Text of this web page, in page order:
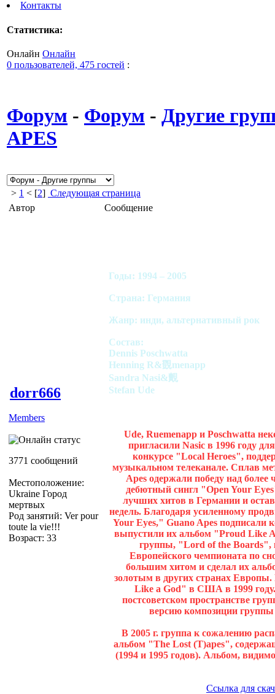
Контакты
Статистика:
Онлайн Онлайн
0 пользователей, 475 гостей :
Форум - Форум - Другие
APES
> 1 < [2] Следующая страница
Автор
Сообщение
dorr666
Members
3771 сообщений
Местоположение:
Ukraine Город
мертвых
Род занятий: Ver pour
toute la vie!!!
Возраст: 33
Годы: 1994 – 2005
Страна: Германия
Жанр: инди, альтернативный рок
Состав:
Dennis Poschwatta
Henning R&覴menapp
Sandra Nasi&覿
Stefan Ude
Ude, Ruemenapp и Poschwatta
пригласили Nasic в 1996 году
конкурсе "Local Heroes",
музыкальном телеканале. Сплав
Apes одержали победу над
дебютный сингл "Open Your
лучших хитов в Германии и
недель. Благодаря усиленному
Your Eyes," Guano Apes подписали
выпустили их альбом "Proud Like
группы, "Lord of the Boards",
Европейского чемпионата по
большим хитом и сделал их
золотым в других странах
Like a God" в США в 1999
постсоветском пространстве
версию композиции
В 2005 г. группа к сожалению
альбом "The Lost (T)apes",
(1994 и 1995 годов). Альбом,
Ссылка для